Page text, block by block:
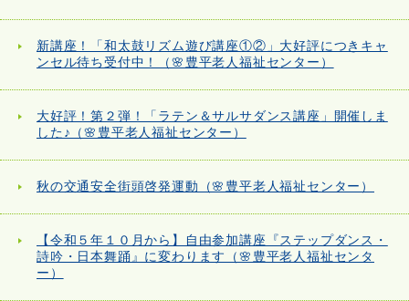
新講座！「和太鼓リズム遊び講座①②」大好評につきキャ
ンセル待ち受付中！（🌸豊平老人福祉センター）
大好評！第２弾！「ラテン＆サルサダンス講座」開催しま
した♪（🌸豊平老人福祉センター）
秋の交通安全街頭啓発運動（🌸豊平老人福祉センター）
【令和５年１０月から】自由参加講座『ステップダンス・
詩吟・日本舞踊』に変わります（🌸豊平老人福祉センタ
ー）